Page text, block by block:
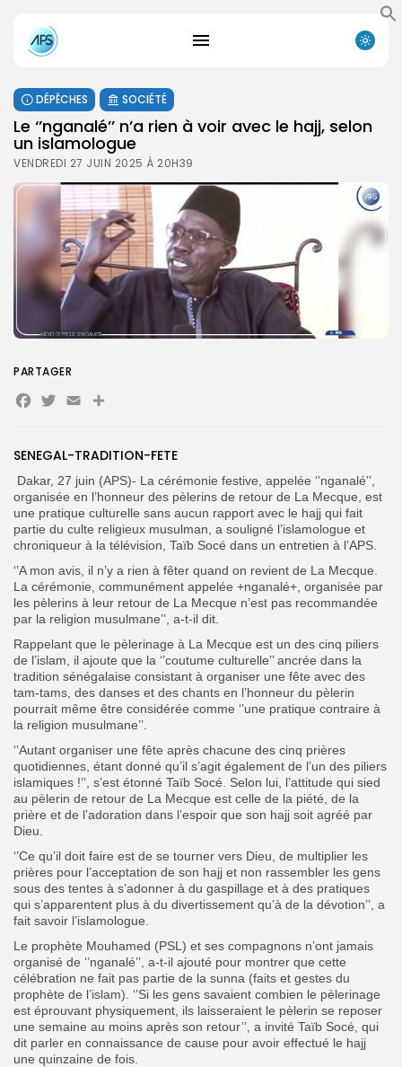
for:
FR
DÉPÊCHES SOCIÉTÉ
Le ‘’nganalé’’ n’a rien à voir avec le hajj, selon
un islamologue
VENDREDI 27 JUIN 2025 À 20H39
SENEGAL-TRADITION-FETE
Dakar, 27 juin (APS)- La cérémonie festive, appelée ‘’nganalé’’,
organisée en l’honneur des pèlerins de retour de La Mecque, est
une pratique culturelle sans aucun rapport avec le hajj qui fait
partie du culte religieux musulman, a souligné l’islamologue et
chroniqueur à la télévision, Taïb Socé dans un entretien à l’APS.
‘’A mon avis, il n’y a rien à fêter quand on revient de La Mecque.
La cérémonie, communément appelée +nganalé+, organisée par
les pèlerins à leur retour de La Mecque n’est pas recommandée
par la religion musulmane’’, a-t-il dit.
Rappelant que le pèlerinage à La Mecque est un des cinq piliers
de l’islam, il ajoute que la ‘’coutume culturelle’’ ancrée dans la
tradition sénégalaise consistant à organiser une fête avec des
tam-tams, des danses et des chants en l’honneur du pèlerin
pourrait même être considérée comme ‘’une pratique contraire à
la religion musulmane’’.
‘’Autant organiser une fête après chacune des cinq prières
quotidiennes, étant donné qu’il s’agit également de l’un des piliers
islamiques !’’, s’est étonné Taïb Socé. Selon lui, l’attitude qui sied
au pèlerin de retour de La Mecque est celle de la piété, de la
prière et de l’adoration dans l’espoir que son hajj soit agréé par
Dieu.
‘’Ce qu’il doit faire est de se tourner vers Dieu, de multiplier les
prières pour l’acceptation de son hajj et non rassembler les gens
sous des tentes à s’adonner à du gaspillage et à des pratiques
qui s’apparentent plus à du divertissement qu’à de la dévotion’’, a
fait savoir l’islamologue.
Le prophète Mouhamed (PSL) et ses compagnons n’ont jamais
organisé de ‘’nganalé’’, a-t-il ajouté pour montrer que cette
célébration ne fait pas partie de la sunna (faits et gestes du
prophète de l’islam). ‘’Si les gens savaient combien le pèlerinage
est éprouvant physiquement, ils laisseraient le pèlerin se reposer
une semaine au moins après son retour’’, a invité Taïb Socé, qui
dit parler en connaissance de cause pour avoir effectué le hajj
une quinzaine de fois.
PARTAGER
Facebook
Twitter
Email